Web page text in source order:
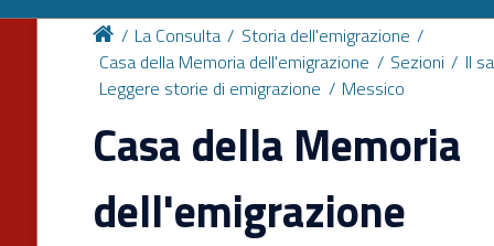
Per chi vive all'estero
Newsletter
La Consulta
Storia dell'emigrazione
Casa della Memoria dell'emigrazione
Sezioni
Il
Leggere storie di emigrazione
Messico
Casa della Memoria
dell'emigrazione